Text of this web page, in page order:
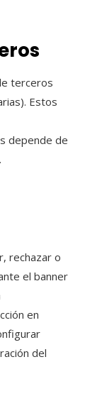
terceros
Estos
depende de
rechazar o
el banner
en
del